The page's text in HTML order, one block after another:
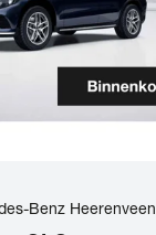
Benz Heerenveen